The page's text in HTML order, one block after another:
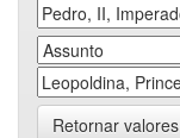
Retornar valores